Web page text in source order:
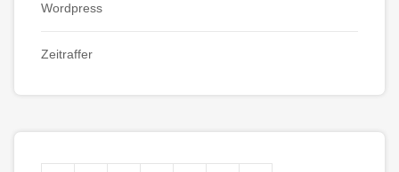
Wordpress
Zeitraffer